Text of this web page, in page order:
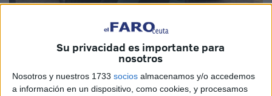
Su privacidad es importante para
nosotros
Nosotros y nuestros 1733 socios almacenamos y/o accedemos
a información en un dispositivo, como cookies, y procesamos